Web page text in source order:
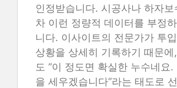
인정받습니다. 시공사나 하자보
차 이런 정량적 데이터를 부정
니다. 이사이트의 전문가가 투
상황을 상세히 기록하기 때문에
도 “이 정도면 확실한 누수네요.
을 세우겠습니다”라는 태도로